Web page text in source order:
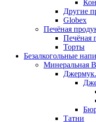
Другие
Globex
Печёная
Печёная
Торты
Безалкогольные
Минеральная
Татни